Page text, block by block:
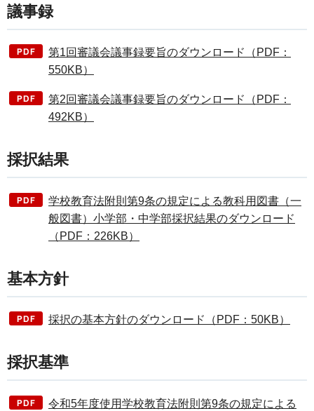
議事録
第1回審議会議事録要旨のダウンロード（PDF：
550KB）
第2回審議会議事録要旨のダウンロード（PDF：
492KB）
採択結果
学校教育法附則第9条の規定による教科用図書（一
般図書）小学部・中学部採択結果のダウンロード
（PDF：226KB）
基本方針
採択の基本方針のダウンロード（PDF：50KB）
採択基準
令和5年度使用学校教育法附則第9条の規定による